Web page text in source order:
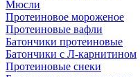
Мюсли
Протеиновое мороженое
Протеиновые вафли
Батончики протеиновые
Батончики с Л-карнитином
Протеиновые снеки